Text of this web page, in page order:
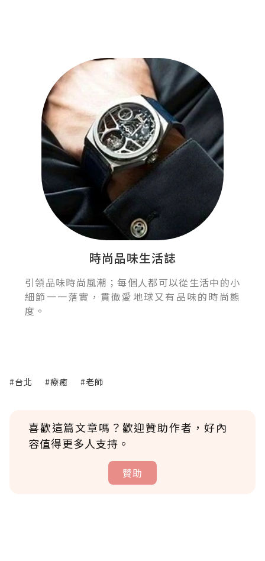
時尚品味生活誌
引領品味時尚風潮；每個人都可以從生活中的小
細節一一落實，貫徹愛地球又有品味的時尚態
度。
#台北 #療癒 #老師
喜歡這篇文章嗎？歡迎贊助作者，好內
容值得更多人支持。
贊助